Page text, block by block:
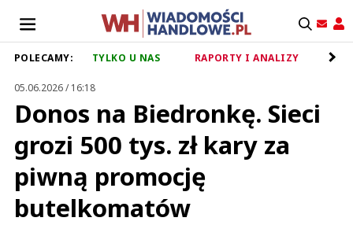
POLECAMY: TYLKO U NAS RAPORTY I ANALIZY
05.06.2026 / 16:18
Donos na Biedronkę. Sieci
grozi 500 tys. zł kary za
piwną promocję
butelkomatów